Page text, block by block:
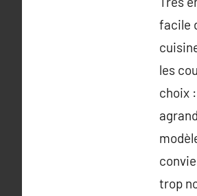
facile
les
choix
trop